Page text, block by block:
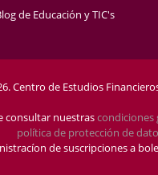
de Educación y TIC's
Centro de Estudios
consultar nuestrascondiciones
política de protección de
de suscripciones a